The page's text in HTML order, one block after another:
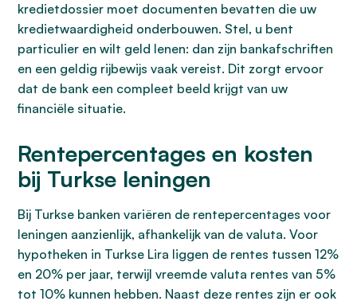
kredietdossier moet documenten bevatten die uw
kredietwaardigheid onderbouwen. Stel, u bent
particulier en wilt geld lenen: dan zijn bankafschriften
en een geldig rijbewijs vaak vereist. Dit zorgt ervoor
dat de bank een compleet beeld krijgt van uw
financiële situatie.
Rentepercentages en kosten
bij Turkse leningen
Bij Turkse banken variëren de rentepercentages voor
leningen aanzienlijk, afhankelijk van de valuta. Voor
hypotheken in Turkse Lira liggen de rentes tussen 12%
en 20% per jaar, terwijl vreemde valuta rentes van 5%
tot 10% kunnen hebben. Naast deze rentes zijn er ook